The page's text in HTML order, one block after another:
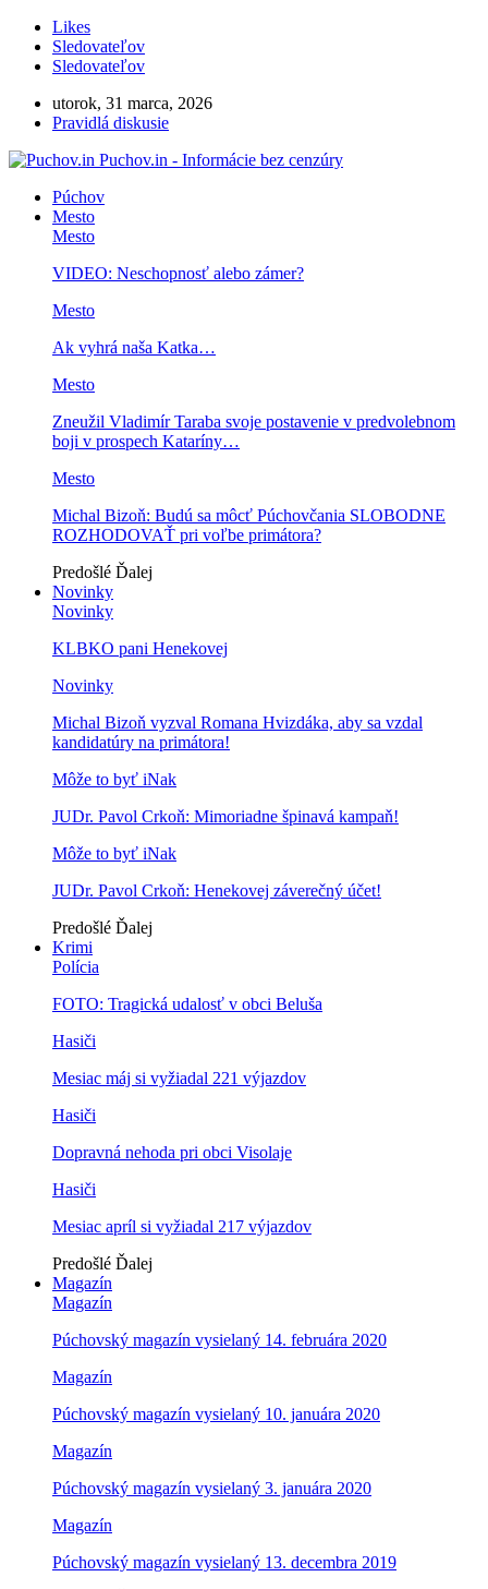
Likes
Sledovateľov
Sledovateľov
utorok, 31 marca, 2026
Pravidlá diskusie
Puchov.in - Informácie bez cenzúry
Púchov
Mesto
Mesto
VIDEO: Neschopnosť alebo zámer?
Mesto
Ak vyhrá naša Katka…
Mesto
Zneužil Vladimír Taraba svoje postavenie v predvolebnom
boji v prospech Kataríny…
Mesto
Michal Bizoň: Budú sa môcť Púchovčania SLOBODNE
ROZHODOVAŤ pri voľbe primátora?
Predošlé Ďalej
Novinky
Novinky
KLBKO pani Henekovej
Novinky
Michal Bizoň vyzval Romana Hvizdáka, aby sa vzdal
kandidatúry na primátora!
Môže to byť iNak
JUDr. Pavol Crkoň: Mimoriadne špinavá kampaň!
Môže to byť iNak
JUDr. Pavol Crkoň: Henekovej záverečný účet!
Predošlé Ďalej
Krimi
Polícia
FOTO: Tragická udalosť v obci Beluša
Hasiči
Mesiac máj si vyžiadal 221 výjazdov
Hasiči
Dopravná nehoda pri obci Visolaje
Hasiči
Mesiac apríl si vyžiadal 217 výjazdov
Predošlé Ďalej
Magazín
Magazín
Púchovský magazín vysielaný 14. februára 2020
Magazín
Púchovský magazín vysielaný 10. januára 2020
Magazín
Púchovský magazín vysielaný 3. januára 2020
Magazín
Púchovský magazín vysielaný 13. decembra 2019